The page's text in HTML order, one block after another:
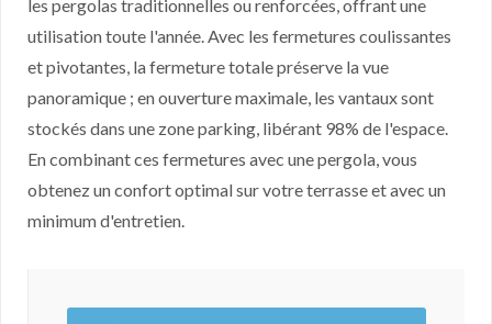
les pergolas traditionnelles ou renforcées, offrant une
utilisation toute l'année. Avec les fermetures coulissantes
et pivotantes, la fermeture totale préserve la vue
panoramique ; en ouverture maximale, les vantaux sont
stockés dans une zone parking, libérant 98% de l'espace.
En combinant ces fermetures avec une pergola, vous
obtenez un confort optimal sur votre terrasse et avec un
minimum d'entretien.